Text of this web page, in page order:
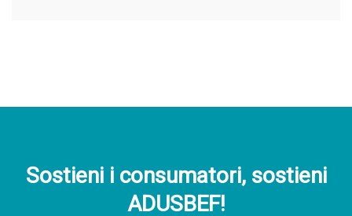
Sostieni i consumatori, sostieni
ADUSBEF!